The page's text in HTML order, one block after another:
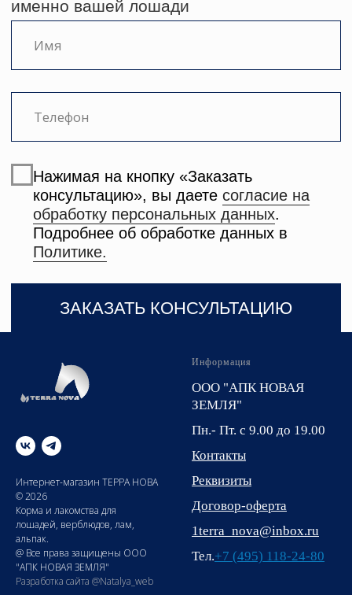
Интернет-магазин ТЕРРА НОВА
© 2026
Корма и лакомства для
лошадей, верблюдов, лам,
альпак.
@ Все права защищены ООО
"АПК НОВАЯ ЗЕМЛЯ"
Разработка сайта @Natalya_web
Информация
ООО "АПК НОВАЯ
ЗЕМЛЯ"
Пн.- Пт. с 9.00 до 19.00
Контакты
Реквизиты
Договор-оферта
1terra_nova@inbox.ru
Тел.+7 (495) 118-24-80